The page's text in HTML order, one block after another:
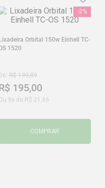
-2%
Orbital 150w Einhell TC-
1520
R$ 199,09
195,00
9x de R$ 21 66
COMPRAR